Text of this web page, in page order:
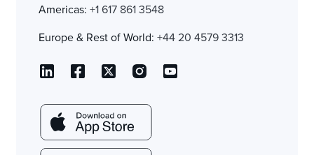
Americas: +1 617 861 3548
Europe & Rest of World: +44 20 4579 3313